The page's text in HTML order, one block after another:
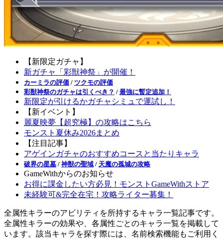
【新限定ガチャ】
新ガチャ「彩獣神祭」が開催！
カーミラの評価 / ツクモの評価
彩獣神祭のガチャは引くべき？ / 最強に暫定追加！
新限定が引けるかガチャシミュで運試し！
【新イベント】
麗夏映夢【超究極】の攻略はこちら
モンスト夏休み2026まとめ
【注目記事】
アゲインガチャのおすすめコースと当たりキャラ
破界の星墓 / 神獣の聖域 / 天魔の孤城の攻略
GameWithからのお知らせ
お得に課金したい方必見！モンストGameWithストア
未経験可&完全在宅！攻略ライター募集！
全属性キラーのアビリティを所持するキャラ一覧記事です。
全属性キラーの効果や、各属性ごとのキャラ一覧を掲載して
います。該当キャラを探す際には、名前検索機能もご利用く